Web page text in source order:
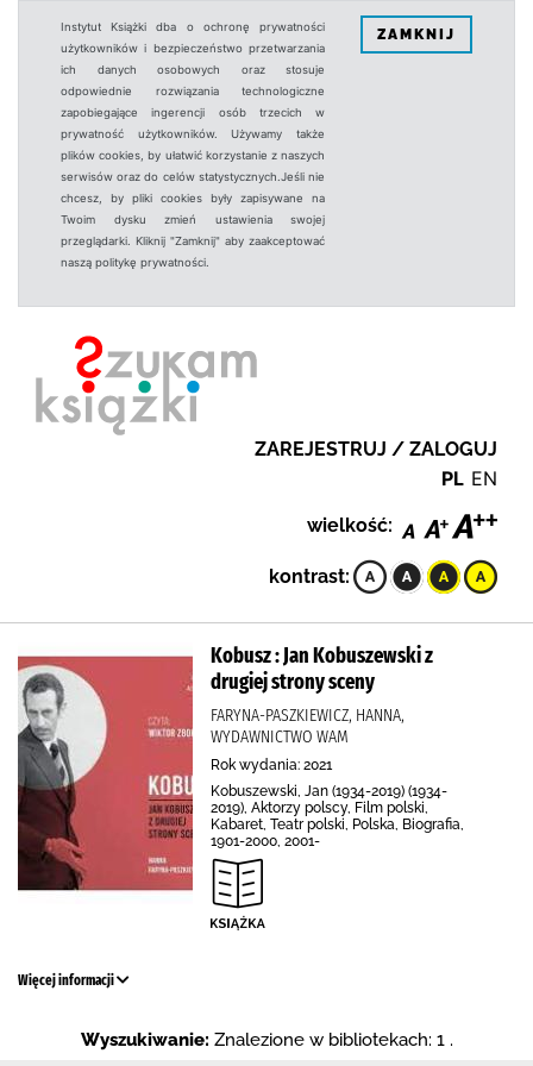
Instytut Książki dba o ochronę prywatności
użytkowników i bezpieczeństwo przetwarzania
ich danych osobowych oraz stosuje
odpowiednie rozwiązania technologiczne
zapobiegające ingerencji osób trzecich w
prywatność użytkowników. Używamy także
plików cookies, by ułatwić korzystanie z naszych
serwisów oraz do celów statystycznych.Jeśli nie
chcesz, by pliki cookies były zapisywane na
Twoim dysku zmień ustawienia swojej
przeglądarki. Kliknij "Zamknij" aby zaakceptować
naszą politykę prywatności.
ZAMKNIJ
ZAREJESTRUJ / ZALOGUJ
PL EN
wielkość:
kontrast:
Kobusz : Jan Kobuszewski z
drugiej strony sceny
FARYNA-PASZKIEWICZ, HANNA,
WYDAWNICTWO WAM
Rok wydania: 2021
Kobuszewski, Jan (1934-2019) (1934-
2019), Aktorzy polscy, Film polski,
Kabaret, Teatr polski, Polska, Biografia,
1901-2000, 2001-
Więcej informacji
Wyszukiwanie: Znalezione w bibliotekach: 1 .